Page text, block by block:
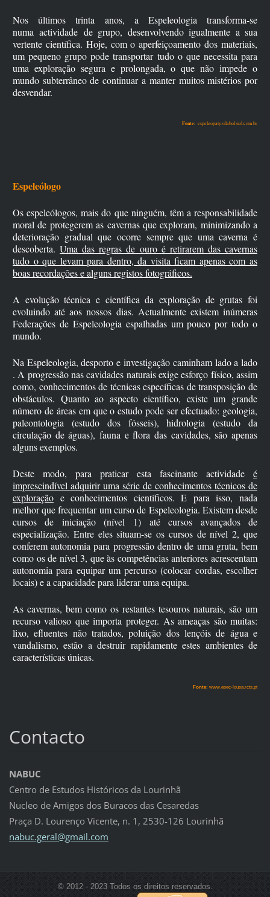
Nos últimos trinta anos, a Espeleologia transforma-se
numa actividade de grupo, desenvolvendo igualmente a sua
vertente científica. Hoje, com o aperfeiçoamento dos materiais,
um pequeno grupo pode transportar tudo o que necessita para
uma exploração segura e prolongada, o que não impede o
mundo subterrâneo de continuar a manter muitos mistérios por
desvendar.
Fonte:espeleopaty.vilabol.uol.com.br
Espeleólogo
Os espeleólogos, mais do que ninguém, têm a responsabilidade
moral de protegerem as cavernas que exploram, minimizando a
deterioração gradual que ocorre sempre que uma caverna é
descoberta.Uma das regras de ouro é retirarem das cavernas
tudo o que levam para dentro, da visita ficam apenas com as
boas recordações e alguns registos fotográficos.
A evolução técnica e científica da exploração de grutas foi
evoluindo até aos nossos dias. Actualmente existem inúmeras
Federações de Espeleologia espalhadas um pouco por todo o
mundo.
Na Espeleologia, desporto e investigação caminham lado a lado
. A progressão nas cavidades naturais exige esforço físico, assim
como, conhecimentos de técnicas específicas de transposição de
obstáculos. Quanto ao aspecto científico, existe um grande
número de áreas em que o estudo pode ser efectuado: geologia,
paleontologia (estudo dos fósseis), hidrologia (estudo da
circulação de águas), fauna e flora das cavidades, são apenas
alguns exemplos.
Deste modo, para praticar esta fascinante actividadeé
imprescindível adquirir uma série de conhecimentos técnicos de
exploraçãoe conhecimentos científicos. E para isso, nada
melhor que frequentar um curso de Espeleologia. Existem desde
cursos de iniciação (nível 1) até cursos avançados de
especialização. Entre eles situam-se os cursos de nível 2, que
conferem autonomia para progressão dentro de uma gruta, bem
como os de nível 3, que às competências anteriores acrescentam
autonomia para equipar um percurso (colocar cordas, escolher
locais) e a capacidade para liderar uma equipa.
As cavernas, bem como os restantes tesouros naturais, são um
recurso valioso que importa proteger. As ameaças são muitas:
lixo, efluentes não tratados, poluição dos lençóis de água e
vandalismo, estão a destruir rapidamente estes ambientes de
características únicas.
Fonte:www.esec-lousa.rcts.pt
Contacto
NABUC
Centro de Estudos Históricos da Lourinhã
Nucleo de Amigos dos Buracos das Cesaredas
Praça D. Lourenço Vicente, n. 1, 2530-126 Lourinhã
nabuc.geral@gmail.com
© 2012 - 2023 Todos os direitos reservados.